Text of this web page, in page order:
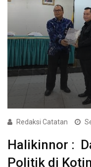
Redaksi Catatan
Halikinnor :
Politik di